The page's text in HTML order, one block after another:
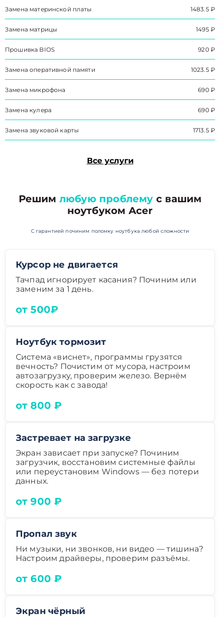
Замена материнской платы 1483.5 ₽
Замена матрицы 1495 ₽
Прошивка BIOS 920 ₽
Замена оперативной памяти 1023.5 ₽
Замена микрофона 690 ₽
Замена кулера 690 ₽
Замена звуковой карты 1713.5 ₽
Все услуги
Решим любую проблему с вашим
ноутбуком Acer
С гарантией починим поломку ноутбука любой сложности
Курсор не двигается
Тачпад игнорирует касания? Починим или
заменим за 1 день.
от 500₽
Ноутбук тормозит
Система «виснет», программы грузятся
вечность? Почистим от мусора, настроим
автозагрузку, проверим железо. Вернём
скорость как с завода!
от 800 ₽
Застревает на загрузке
Экран зависает при запуске? Починим
загрузчик, восстановим системные файлы
или переустановим Windows — без потери
данных.
от 900 ₽
Пропал звук
Ни музыки, ни звонков, ни видео — тишина?
Настроим драйверы, проверим разъёмы.
от 600 ₽
Экран чёрный